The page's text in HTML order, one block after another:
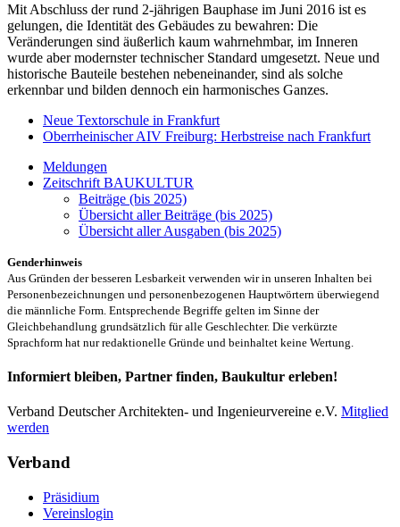
Mit Abschluss der rund 2-jährigen Bauphase im Juni 2016 ist es
gelungen, die Identität des Gebäudes zu bewahren: Die
Veränderungen sind äußerlich kaum wahrnehmbar, im Inneren
wurde aber modernster technischer Standard umgesetzt. Neue und
historische Bauteile bestehen nebeneinander, sind als solche
erkennbar und bilden dennoch ein harmonisches Ganzes.
Neue Textorschule in Frankfurt
Oberrheinischer AIV Freiburg: Herbstreise nach Frankfurt
Meldungen
Zeitschrift BAUKULTUR
Beiträge (bis 2025)
Übersicht aller Beiträge (bis 2025)
Übersicht aller Ausgaben (bis 2025)
Genderhinweis
Aus Gründen der besseren Lesbarkeit verwenden wir in unseren Inhalten bei
Personenbezeichnungen und personenbezogenen Hauptwörtern überwiegend
die männliche Form. Entsprechende Begriffe gelten im Sinne der
Gleichbehandlung grundsätzlich für alle Geschlechter. Die verkürzte
Sprachform hat nur redaktionelle Gründe und beinhaltet keine Wertung.
Informiert bleiben, Partner finden, Baukultur erleben!
Verband Deutscher Architekten- und Ingenieurvereine e.V. Mitglied
werden
Verband
Präsidium
Vereinslogin